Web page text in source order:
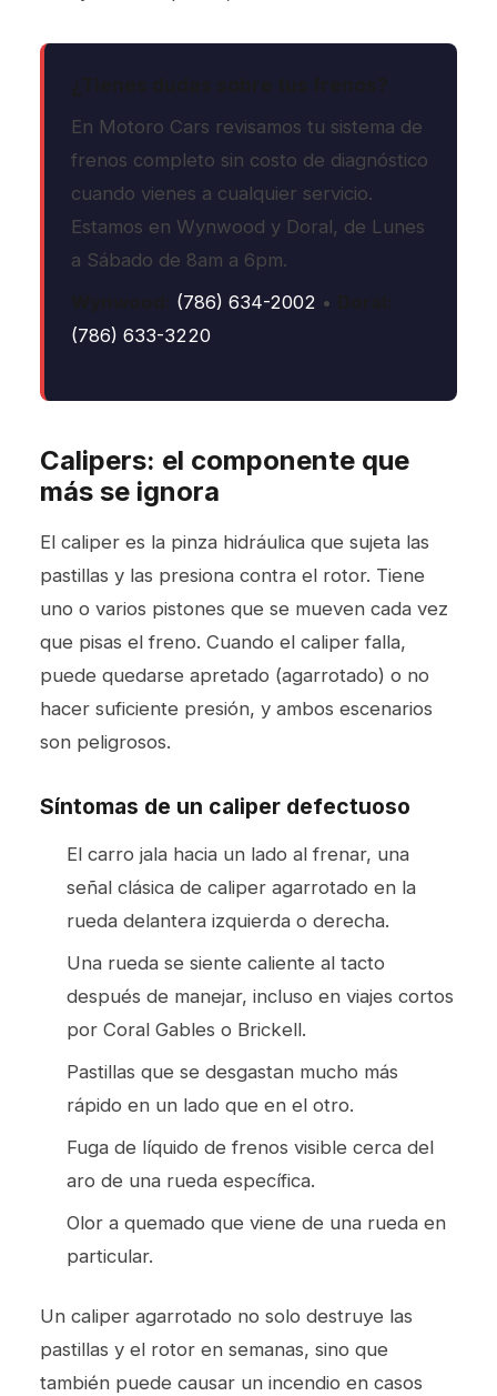
En Motoro Cars revisamos tu sistema de
frenos completo sin costo de diagnóstico
cuando vienes a cualquier servicio.
Estamos en Wynwood y Doral, de Lunes
a Sábado de 8am a 6pm.
(786) 634-2002 •
(786) 633-3220
Calipers: el componente que
más se ignora
El caliper es la pinza hidráulica que sujeta las
pastillas y las presiona contra el rotor. Tiene
uno o varios pistones que se mueven cada vez
que pisas el freno. Cuando el caliper falla,
puede quedarse apretado (agarrotado) o no
hacer suficiente presión, y ambos escenarios
son peligrosos.
Síntomas de un caliper defectuoso
El carro jala hacia un lado al frenar, una
señal clásica de caliper agarrotado en la
rueda delantera izquierda o derecha.
Una rueda se siente caliente al tacto
después de manejar, incluso en viajes cortos
por Coral Gables o Brickell.
Pastillas que se desgastan mucho más
rápido en un lado que en el otro.
Fuga de líquido de frenos visible cerca del
aro de una rueda específica.
Olor a quemado que viene de una rueda en
particular.
Un caliper agarrotado no solo destruye las
pastillas y el rotor en semanas, sino que
también puede causar un incendio en casos